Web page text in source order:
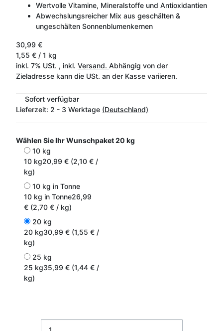
Wertvolle Vitamine, Mineralstoffe und Antioxidantien
Abwechslungsreicher Mix aus geschälten &
ungeschälten Sonnenblumenkernen
30,99 €
1,55 € / 1 kg
inkl. 7% USt. , inkl. Versand. Abhängig von der
Zieladresse kann die USt. an der Kasse variieren.
Sofort verfügbar
Lieferzeit: 2 - 3 Werktage (Deutschland)
Wählen Sie Ihr Wunschpaket20 kg
10 kg
10 kg20,99 € (2,10 € /
kg)
10 kg in Tonne
10 kg in Tonne26,99
€ (2,70 € / kg)
20 kg
20 kg30,99 € (1,55 € /
kg)
25 kg
25 kg35,99 € (1,44 € /
kg)